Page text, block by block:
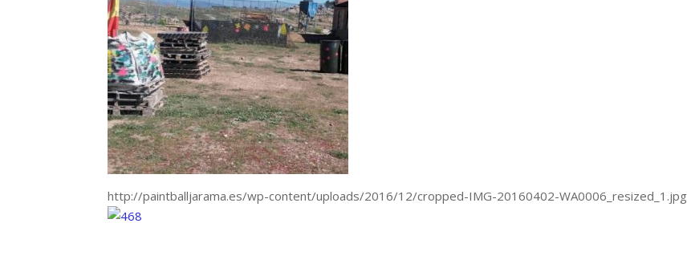
http://paintballjarama.es/wp-content/uploads/2016/12/cropped-IMG-20160402-WA0006_resized_1.jpg